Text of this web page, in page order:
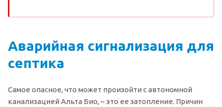
Аварийная сигнализация для
септика
Самое опасное, что может произойти с автономной
канализацией Альта Био, – это ее затопление. Причин